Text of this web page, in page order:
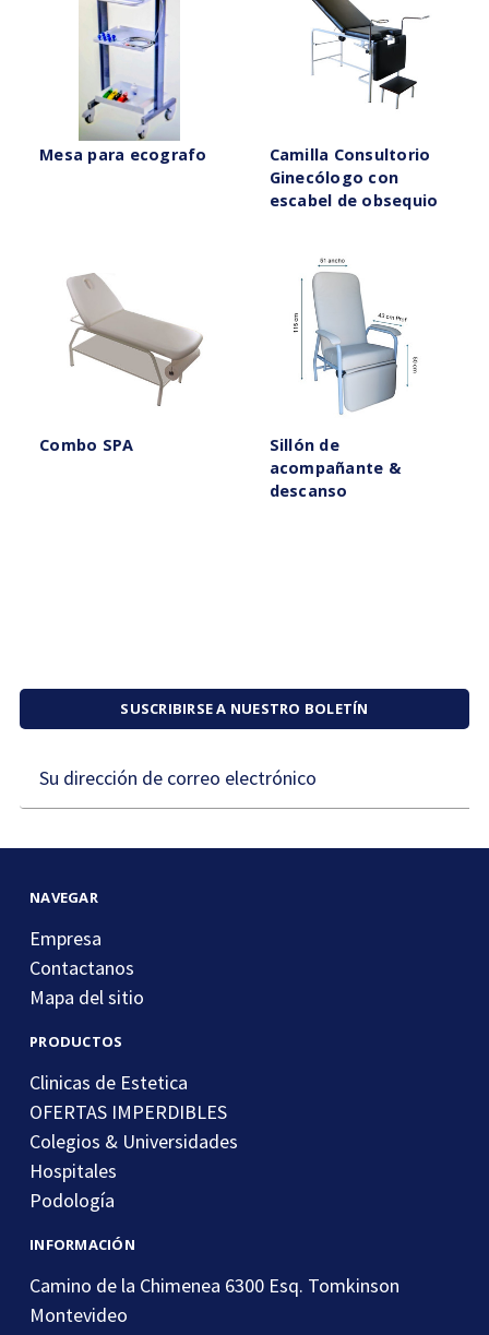
Mesa para ecografo
Camilla Consultorio
Ginecólogo con
escabel de obsequio
Combo SPA
Sillón de
acompañante &
descanso
SUSCRIBIRSE A NUESTRO BOLETÍN
electrónico
NAVEGAR
Empresa
Contactanos
Mapa del sitio
PRODUCTOS
Clinicas de Estetica
OFERTAS IMPERDIBLES
Colegios & Universidades
Hospitales
Podología
INFORMACIÓN
Camino de la Chimenea 6300 Esq. Tomkinson
Montevideo